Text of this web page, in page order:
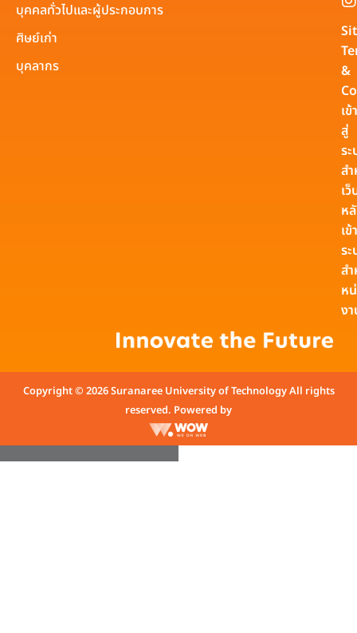
บุคคลทั่วไปและผู้ประกอบการ
ศิษย์เก่า
บุคลากร
&
เข้า
สู่
ร
ส
เ
ห
เข้
ร
ส
ห
ง
Copyright © 2026 Suranaree University of Technology All rights
reserved. Powered by